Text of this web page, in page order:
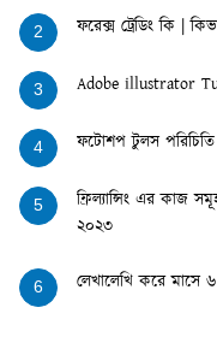
2 ফরেক্স ট্রেডিং কি |
3 Adobe illustrator
4 ফটোশপ টুলস
5
ফ্রিল্যান্সিং এর কাজ
২০২৩
6 লেখালেখি করে মাসে